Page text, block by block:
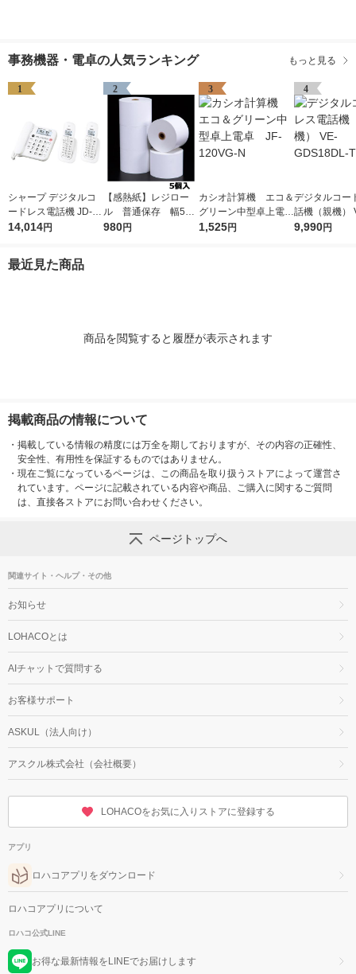
事務機器・電卓の人気ランキング もっと見る
1
シャープ デジタルコ
ードレス電話機 JD-G
33-CW 1台
14,014円
2
【感熱紙】レジロー
ル 普通保存 幅58
ｍｍ×外径80ｍｍ 1
980円
3
カシオ計算機 エコ＆
グリーン中型卓上電
卓 JF-120VG-N
1,525円
4
デジタルコー
話機（親機）
S18DL-T 1台
9,990円
最近見た商品
商品を閲覧すると履歴が表示されます
掲載商品の情報について
・ 掲載している情報の精度には万全を期しておりますが、その内容の正確性、
安全性、有用性を保証するものではありません。
・ 現在ご覧になっているページは、この商品を取り扱うストアによって運営さ
れています。ページに記載されている内容や商品、ご購入に関するご質問
は、直接各ストアにお問い合わせください。
ページトップへ
関連サイト・ヘルプ・その他
お知らせ
LOHACOとは
AIチャットで質問する
お客様サポート
ASKUL（法人向け）
アスクル株式会社（会社概要）
LOHACOをお気に入りストアに登録する
アプリ
ロハコアプリをダウンロード
ロハコアプリについて
ロハコ公式LINE
お得な最新情報をLINEでお届けします